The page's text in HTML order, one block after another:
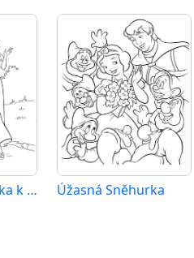
Zdarma Sněhurka k Tisku pro Děti Úžasná Sněhurka